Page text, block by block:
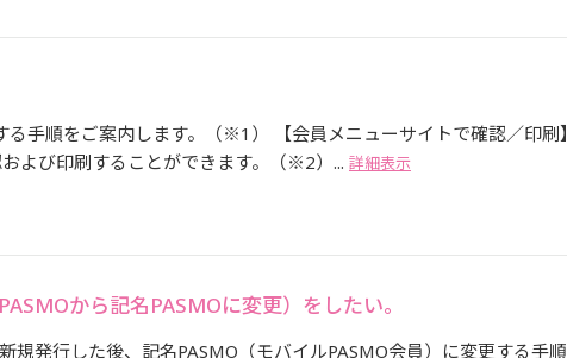
手順をご案内します。（※1） 【会員メニューサイトで確認／印刷】
よび印刷することができます。（※2）... 詳細表示
から記名PASMOに変更）をしたい。
規発行した後、記名PASMO（モバイルPASMO会員）に変更する手順